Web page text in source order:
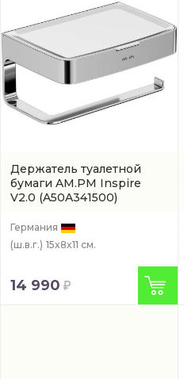
Держатель туалетной
бумаги AM.PM Inspire
V2.0 (A50A341500)
Германия
(ш.в.г.) 15x8x11 см.
14 990